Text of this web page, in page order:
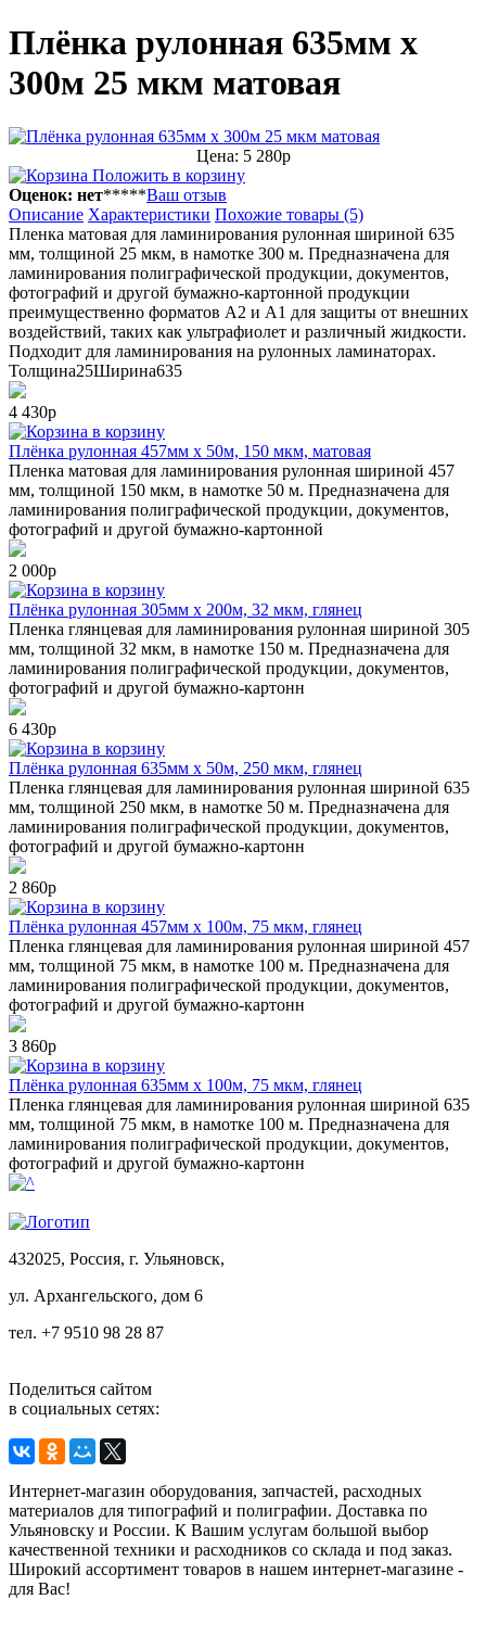
Плёнка рулонная 635мм х
300м 25 мкм матовая
Цена: 5 280р
Положить в корзину
Оценок: нет*****Ваш отзыв
Описание Характеристики Похожие товары (5)
Пленка матовая для ламинирования рулонная шириной 635
мм, толщиной 25 мкм, в намотке 300 м. Предназначена для
ламинирования полиграфической продукции, документов,
фотографий и другой бумажно-картонной продукции
преимущественно форматов A2 и А1 для защиты от внешних
воздействий, таких как ультрафиолет и различный жидкости.
Подходит для ламинирования на рулонных ламинаторах.
Толщина25Ширина635
4 430р
в корзину
Плёнка рулонная 457мм х 50м, 150 мкм, матовая
Пленка матовая для ламинирования рулонная шириной 457
мм, толщиной 150 мкм, в намотке 50 м. Предназначена для
ламинирования полиграфической продукции, документов,
фотографий и другой бумажно-картонной
2 000р
в корзину
Плёнка рулонная 305мм х 200м, 32 мкм, глянец
Пленка глянцевая для ламинирования рулонная шириной 305
мм, толщиной 32 мкм, в намотке 150 м. Предназначена для
ламинирования полиграфической продукции, документов,
фотографий и другой бумажно-картонн
6 430р
в корзину
Плёнка рулонная 635мм х 50м, 250 мкм, глянец
Пленка глянцевая для ламинирования рулонная шириной 635
мм, толщиной 250 мкм, в намотке 50 м. Предназначена для
ламинирования полиграфической продукции, документов,
фотографий и другой бумажно-картонн
2 860р
в корзину
Плёнка рулонная 457мм х 100м, 75 мкм, глянец
Пленка глянцевая для ламинирования рулонная шириной 457
мм, толщиной 75 мкм, в намотке 100 м. Предназначена для
ламинирования полиграфической продукции, документов,
фотографий и другой бумажно-картонн
3 860р
в корзину
Плёнка рулонная 635мм х 100м, 75 мкм, глянец
Пленка глянцевая для ламинирования рулонная шириной 635
мм, толщиной 75 мкм, в намотке 100 м. Предназначена для
ламинирования полиграфической продукции, документов,
фотографий и другой бумажно-картонн
432025, Россия, г. Ульяновск,
ул. Архангельского, дом 6
тел. +7 9510 98 28 87
Поделиться сайтом
в социальных сетях:
Интернет-магазин оборудования, запчастей, расходных
материалов для типографий и полиграфии. Доставка по
Ульяновску и России. К Вашим услугам большой выбор
качественной техники и расходников со склада и под заказ.
Широкий ассортимент товаров в нашем интернет-магазине -
для Вас!